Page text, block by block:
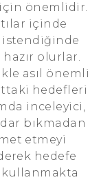
önemlidir.
içinde
hazır olurlar.
asıl önemli
hedefleri
inceleyici,
bıkmadan
etmeyi
hedefe